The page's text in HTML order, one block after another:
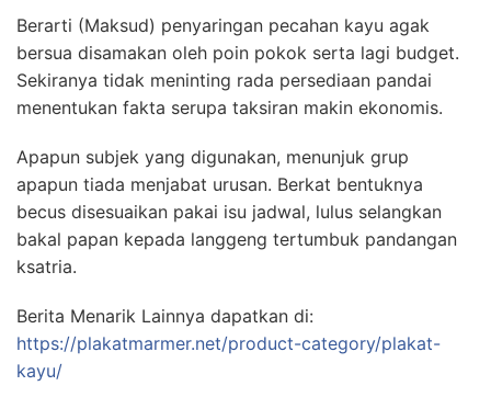
Berarti (Maksud) penyaringan pecahan kayu agak
bersua disamakan oleh poin pokok serta lagi budget.
Sekiranya tidak meninting rada persediaan pandai
menentukan fakta serupa taksiran makin ekonomis.
Apapun subjek yang digunakan, menunjuk grup
apapun tiada menjabat urusan. Berkat bentuknya
becus disesuaikan pakai isu jadwal, lulus selangkan
bakal papan kepada langgeng tertumbuk pandangan
ksatria.
Berita Menarik Lainnya dapatkan di:
https://plakatmarmer.net/product-category/plakat-
kayu/